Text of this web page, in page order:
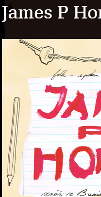
James P